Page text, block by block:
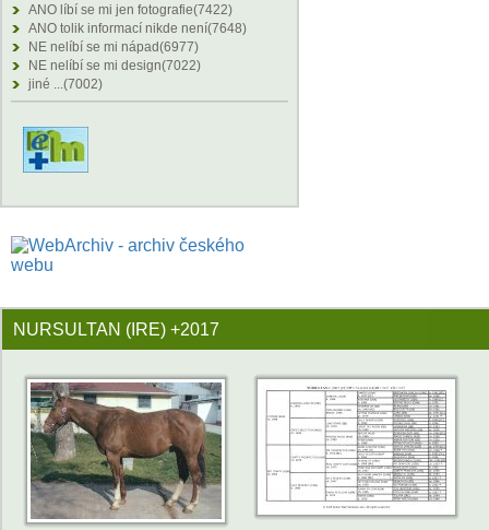
ANO líbí se mi jen fotografie(7422)
ANO tolik informací nikde není(7648)
NE nelíbí se mi nápad(6977)
NE nelíbí se mi design(7022)
jiné ...(7002)
NURSULTAN (IRE) +2017